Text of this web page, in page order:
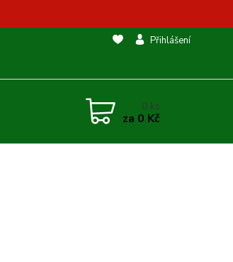
Přihlášení
0 ks
za 0 Kč